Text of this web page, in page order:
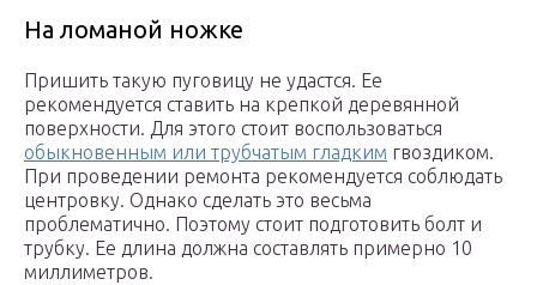
На ломаной ножке
Пришить такую пуговицу не удастся. Ее
рекомендуется ставить на крепкой деревянной
поверхности. Для этого стоит воспользоваться
обыкновенным или трубчатым гладким гвоздиком.
При проведении ремонта рекомендуется соблюдать
центровку. Однако сделать это весьма
проблематично. Поэтому стоит подготовить болт и
трубку. Ее длина должна составлять примерно 10
миллиметров.